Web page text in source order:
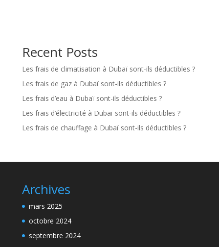
Recent Posts
Les frais de climatisation à Dubaï sont-ils déductibles ?
Les frais de gaz à Dubaï sont-ils déductibles ?
Les frais d’eau à Dubaï sont-ils déductibles ?
Les frais d’électricité à Dubaï sont-ils déductibles ?
Les frais de chauffage à Dubaï sont-ils déductibles ?
Archives
mars 2025
octobre 2024
septembre 2024